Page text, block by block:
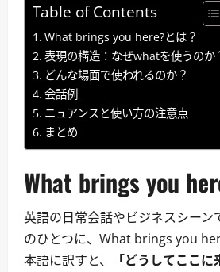
Table of Contents
What brings you here?とは？
表現の構造：なぜwhatを使うのか
どんな場面で使われるのか？
会話例
ニュアンスと使い方の注意点
まとめ
What brings you
英語の日常会話やビジネスシーン
のひとつに、What brings you
本語に訳すと、
「どうしてここ